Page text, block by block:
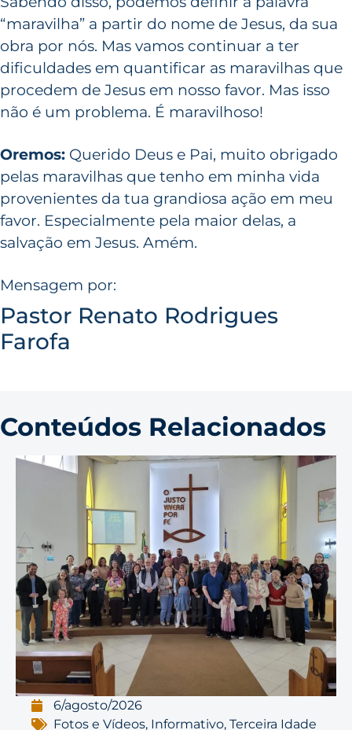
“maravilha” a partir do nome de Jesus, da sua
obra por nós. Mas vamos continuar a ter
dificuldades em quantificar as maravilhas que
procedem de Jesus em nosso favor. Mas isso
não é um problema. É maravilhoso!
Oremos: Querido Deus e Pai, muito obrigado
pelas maravilhas que tenho em minha vida
provenientes da tua grandiosa ação em meu
favor. Especialmente pela maior delas, a
salvação em Jesus. Amém.
Mensagem por:
Pastor Renato Rodrigues
Farofa
Conteúdos Relacionados
6/agosto/2026
Fotos e Vídeos, Informativo,Terceira Idade